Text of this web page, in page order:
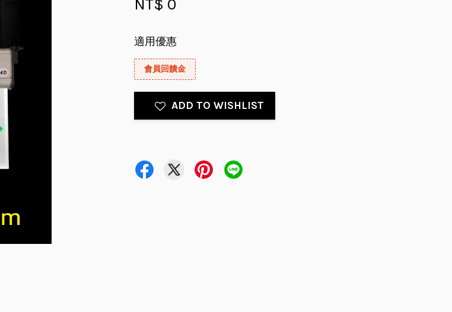
NT$ 0
適用優惠
會員回饋金
ADD TO WISHLIST